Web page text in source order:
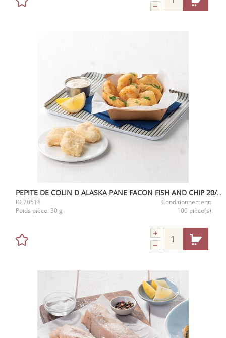
PEPITE DE COLIN D ALASKA PANE FACON FISH AND CHIP 20/40G MSC 3KG
ID 70518
Conditionnement:
Poids pièce: 30 g 100 pièce(s)